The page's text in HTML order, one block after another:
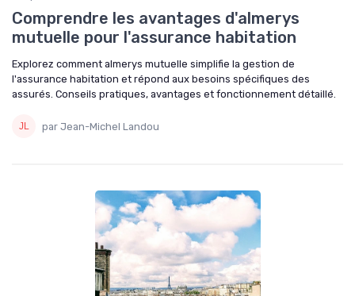
Comprendre les avantages d'almerys
mutuelle pour l'assurance habitation
Explorez comment almerys mutuelle simplifie la gestion de
l'assurance habitation et répond aux besoins spécifiques des
assurés. Conseils pratiques, avantages et fonctionnement détaillé.
par Jean-Michel Landou